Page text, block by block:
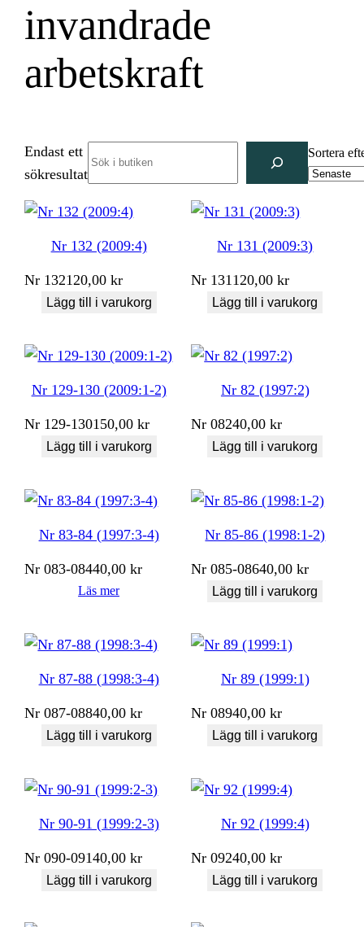
invandrade
arbetskraft
Endast ett
sökresultat
Sortera
Nr 132 (2009:4)
Nr 132120,00kr
Lägg till i varukorg
Nr 131 (2009:3)
Nr 131 120,00kr
Lägg till i varukorg
Nr 129-130 (2009:1-2)
Nr 129-130150,00kr
Lägg till i varukorg
Nr 82 (1997:2)
Nr 08240,00kr
Lägg till i varukorg
Nr 83-84 (1997:3-4)
Nr 083-08440,00kr
Läs mer
Nr 85-86 (1998:1-2)
Nr 085-08640,00kr
Lägg till i varukorg
Nr 87-88 (1998:3-4)
Nr 087-08840,00kr
Lägg till i varukorg
Nr 89 (1999:1)
Nr 08940,00kr
Lägg till i varukorg
Nr 90-91 (1999:2-3)
Nr 090-09140,00kr
Lägg till i varukorg
Nr 92 (1999:4)
Nr 09240,00kr
Lägg till i varukorg